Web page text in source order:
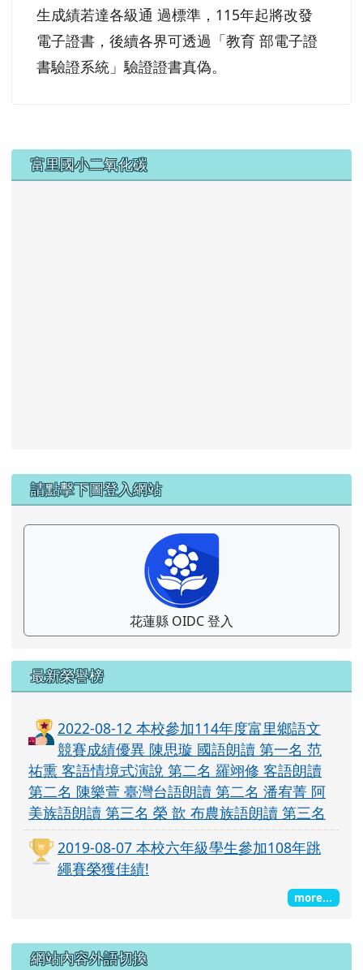
生成績若達各級通 過標準，115年起將改發
電子證書，後續各界可透過「教育 部電子證
書驗證系統」驗證證書真偽。
下中左區域內容
富里國小二氧化碳
左邊區域內容
請點擊下圖登入網站
花蓮縣 OIDC 登入
最新榮譽榜
2022-08-12 本校參加114年度富里鄉語文
競賽成績優異 陳思璇 國語朗讀 第一名 范
祐熏 客語情境式演說 第二名 羅翊修 客語朗讀
第二名 陳樂萱 臺灣台語朗讀 第二名 潘宥菁 阿
美族語朗讀 第三名 榮 歆 布農族語朗讀 第三名
2019-08-07 本校六年級學生參加108年跳
繩賽榮獲佳績!
more...
右邊區域內容
網站內容外語切換